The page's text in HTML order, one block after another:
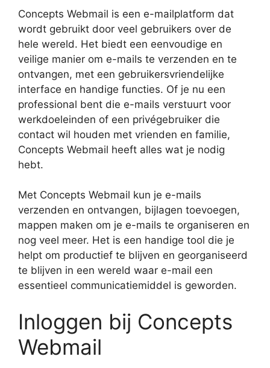
Concepts Webmail is een e-mailplatform dat
wordt gebruikt door veel gebruikers over de
hele wereld. Het biedt een eenvoudige en
veilige manier om e-mails te verzenden en te
ontvangen, met een gebruikersvriendelijke
interface en handige functies. Of je nu een
professional bent die e-mails verstuurt voor
werkdoeleinden of een privégebruiker die
contact wil houden met vrienden en familie,
Concepts Webmail heeft alles wat je nodig
hebt.
Met Concepts Webmail kun je e-mails
verzenden en ontvangen, bijlagen toevoegen,
mappen maken om je e-mails te organiseren en
nog veel meer. Het is een handige tool die je
helpt om productief te blijven en georganiseerd
te blijven in een wereld waar e-mail een
essentieel communicatiemiddel is geworden.
Inloggen bij Concepts
Webmail